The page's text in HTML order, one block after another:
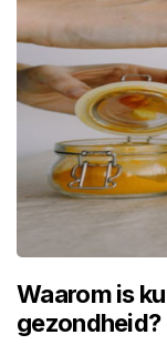
Waarom is
gezondheid?